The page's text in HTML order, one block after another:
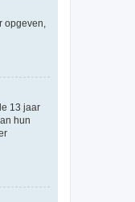
13 jaar
hun